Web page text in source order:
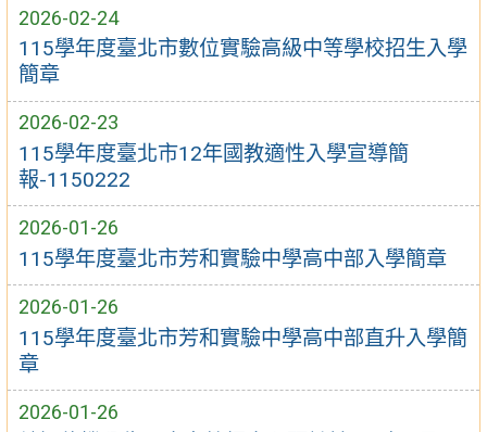
2026-02-24
115學年度臺北市數位實驗高級中等學校招生入學
簡章
2026-02-23
115學年度臺北市12年國教適性入學宣導簡
報-1150222
2026-01-26
115學年度臺北市芳和實驗中學高中部入學簡章
2026-01-26
115學年度臺北市芳和實驗中學高中部直升入學簡
章
2026-01-26